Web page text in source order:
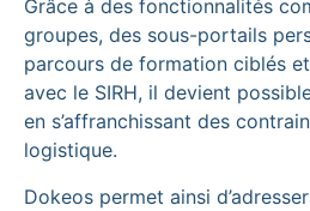
Grâce à des fonctionnalités
groupes, des sous-portails
parcours de formation ciblés
avec le SIRH, il devient
en s’affranchissant des
logistique.
Dokeos permet ainsi